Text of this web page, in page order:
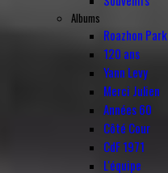
Albums
Roazhon Park
120 ans
Yann Levy
Merci Julien
Années 60
Côté Cour
CdF 1971
L'équipe